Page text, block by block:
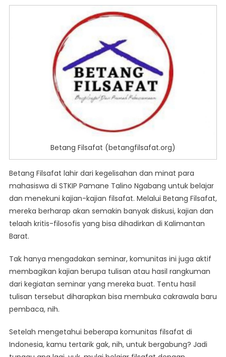
Betang Filsafat (betangfilsafat.org)
Betang Filsafat lahir dari kegelisahan dan minat para
mahasiswa di STKIP Pamane Talino Ngabang untuk belajar
dan menekuni kajian-kajian filsafat. Melalui Betang Filsafat,
mereka berharap akan semakin banyak diskusi, kajian dan
telaah kritis-filosofis yang bisa dihadirkan di Kalimantan
Barat.
Tak hanya mengadakan seminar, komunitas ini juga aktif
membagikan kajian berupa tulisan atau hasil rangkuman
dari kegiatan seminar yang mereka buat. Tentu hasil
tulisan tersebut diharapkan bisa membuka cakrawala baru
pembaca, nih.
Setelah mengetahui beberapa komunitas filsafat di
Indonesia, kamu tertarik gak, nih, untuk bergabung? Jadi